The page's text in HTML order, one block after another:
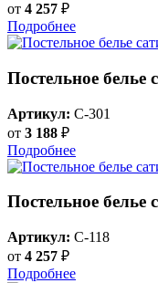
от 4 257 ₽
Подробнее
Постельное белье
Артикул: C-301
от 3 188 ₽
Подробнее
Постельное белье
Артикул: C-118
от 4 257 ₽
Подробнее